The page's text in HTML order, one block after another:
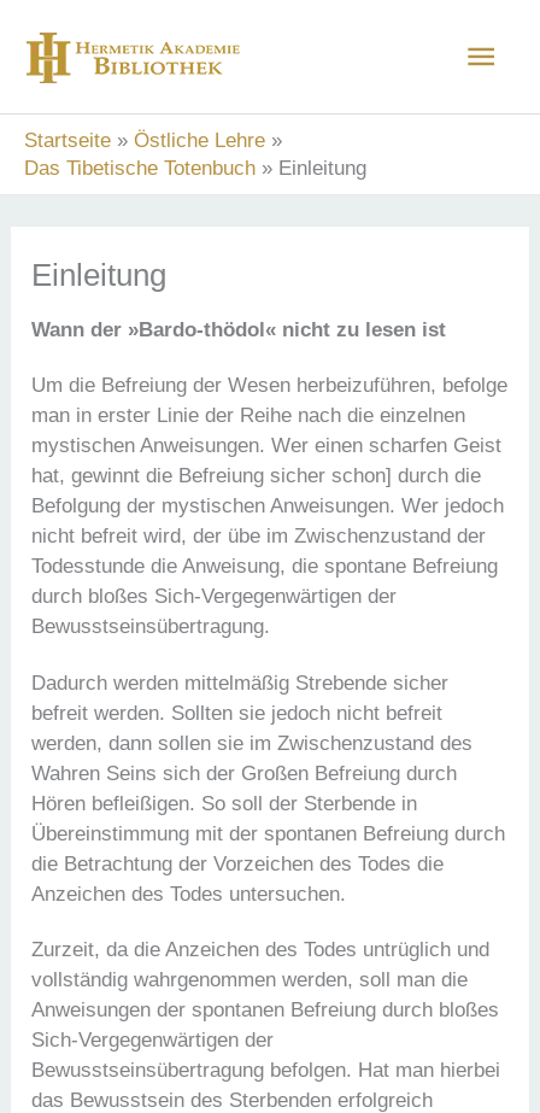
Inhalt
springen
Startseite
Östliche Lehre
Das Tibetische Totenbuch
Einleitung
Einleitung
Wann der »Bardo-thödol« nicht zu lesen ist
Um die Befreiung der Wesen herbeizuführen, befolge
man in erster Linie der Reihe nach die einzelnen
mystischen Anweisungen. Wer einen scharfen Geist
hat, gewinnt die Befreiung sicher schon] durch die
Befolgung der mystischen Anweisungen. Wer jedoch
nicht befreit wird, der übe im Zwischenzustand der
Todesstunde die Anweisung, die spontane Befreiung
durch bloßes Sich-Vergegenwärtigen der
Bewusstseinsübertragung.
Dadurch werden mittelmäßig Strebende sicher
befreit werden. Sollten sie jedoch nicht befreit
werden, dann sollen sie im Zwischenzustand des
Wahren Seins sich der Großen Befreiung durch
Hören befleißigen. So soll der Sterbende in
Übereinstimmung mit der spontanen Befreiung durch
die Betrachtung der Vorzeichen des Todes die
Anzeichen des Todes untersuchen.
Zurzeit, da die Anzeichen des Todes untrüglich und
vollständig wahrgenommen werden, soll man die
Anweisungen der spontanen Befreiung durch bloßes
Sich-Vergegenwärtigen der
Bewusstseinsübertragung befolgen. Hat man hierbei
das Bewusstsein des Sterbenden erfolgreich